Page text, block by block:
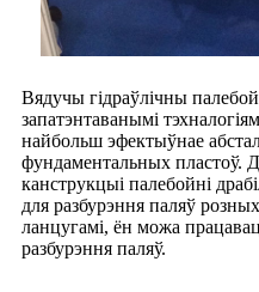
Вядучы гідраўлічны
запатэнтаванымі
найбольш эфектыўнае
фундаментальных пластоў.
канструкцыі палебойні
для разбурэння паляў
ланцугамі, ён можа
разбурэння паляў.